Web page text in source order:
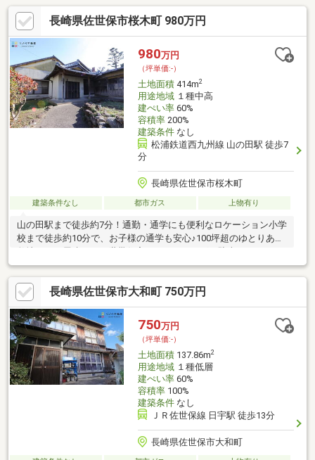
行っております♪～こんなお悩みありませんか？家づくりの「コ
ツ」勉強しましょう～・住宅会社の選び方が分からない・家づく
りって何から取り組んだらいいの？・家の性能や構造の知識がゼ
ロ…・住宅ローンや税金、支払いに不安アリ小さなお悩みも、一
緒に解決しましょう！正しい知識を持って、賢く、後悔しない家
づくりをしましょ
長崎県佐世保市桜木町 980万円
980万円
（坪単価:-）
土地面積414m2
用途地域１種中高
建ぺい率60%
容積率200%
建築条件なし
松浦鉄道西九州線 山の田駅 徒歩7
分
長崎県佐世保市桜木町
建築条件なし 都市ガス 上物有り
山の田駅まで徒歩約7分！通勤・通学にも便利なロケーション小学
校まで徒歩約10分で、お子様の通学も安心♪100坪超のゆとりある
確保など多彩なプランが可能！南向きで日当たり良好◎古家付き
のため、解体が必要です。周辺にはスーパー・病院・ドラッグス
トアなど生活施設が充実！ ☆住宅ローン・資金計画のご相談やご
質問など、お気軽にお問い合わせください。土日祝日も営業して
おります！ ☆
長崎県佐世保市大和町 750万円
750万円
（坪単価:-）
土地面積137.86m2
用途地域１種低層
建ぺい率60%
容積率100%
建築条件なし
ＪＲ佐世保線 日宇駅 徒歩13分
長崎県佐世保市大和町